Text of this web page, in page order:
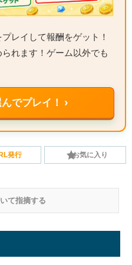
レイして報酬をゲット！
られます！ゲーム以外でも
でプレイ！ ›
発行 お気に入り
て指摘する